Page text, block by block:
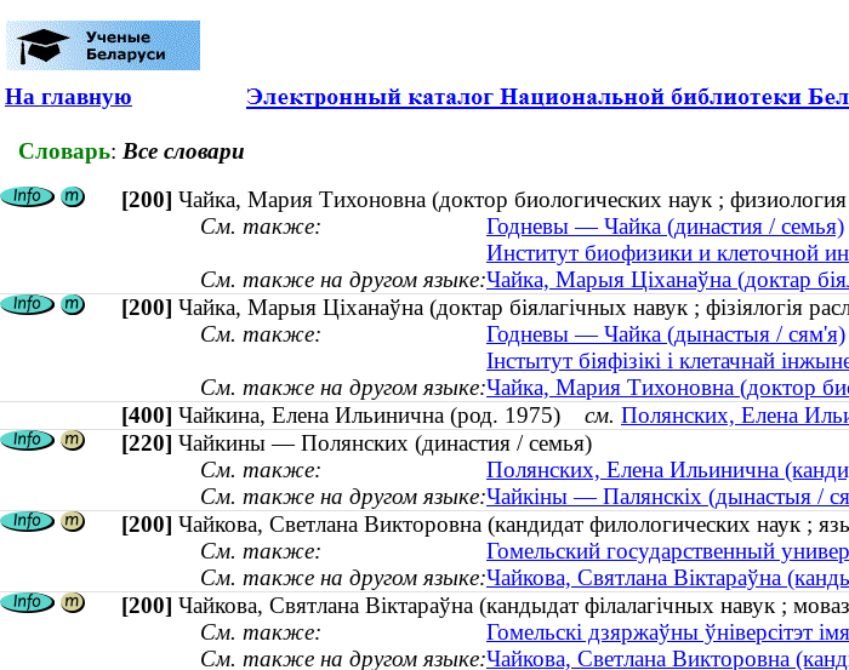
На главную
Словарь: Все словари
[200] Чайка, Мария Тихоновна (доктор биологических наук ;
См. также:
Годневы — Чайка (династия / семья)
Институт биофизики и клеточной
См. также на другом языке:Чайка, Марыя Ціханаўна (доктар
[200] Чайка, Марыя Ціханаўна (доктар біялагічных навук ; фізіялогія
См. также:
Годневы — Чайка (дынастыя / сям'я)
Інстытут біяфізікі і клетачнай
См. также на другом языке:Чайка, Мария Тихоновна (доктор
[400] Чайкина, Елена Ильинична (род. 1975) см. Полянских, Елена
[220] Чайкины — Полянских (династия / семья)
См. также:
Полянских, Елена Ильинична
См. также на другом языке:Чайкіны — Палянскіх (дынастыя /
[200] Чайкова, Светлана Викторовна (кандидат филологических наук ;
См. также:
Гомельский государственный
См. также на другом языке:Чайкова, Святлана Віктараўна
[200] Чайкова, Святлана Віктараўна (кандыдат філалагічных навук ;
См. также:
Гомельскі дзяржаўны ўніверсітэт
См. также на другом языке:Чайкова, Светлана Викторовна